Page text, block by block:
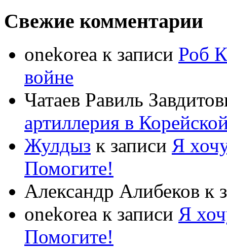
Свежие комментарии
onekorea к записи Роб
войне
Чатаев Равиль
артиллерия в
Жулдыз к записи Я
Помогите!
Александр Алибеков к
onekorea к записи Я
Помогите!